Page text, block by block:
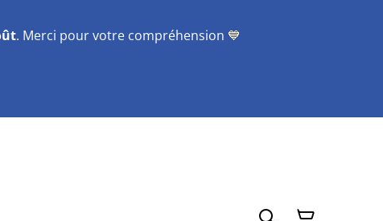
. Merci pour votre compréhension 💙